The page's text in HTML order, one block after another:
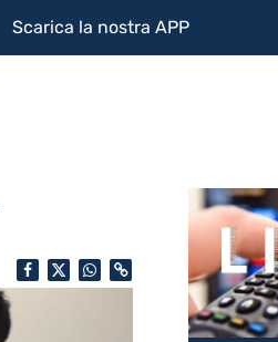
Scarica la nostra APP